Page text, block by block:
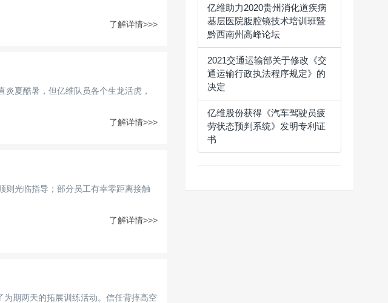
了解详情>>>
夏酷暑，但亿维队员各个生龙活虎，
了解详情>>>
则光临指导；部分员工有幸零距离接触
了解详情>>>
期两天的拓展训练活动。信任背摔高空
亿维助力2020贵州消化道疾病
基层医院腹腔镜技术培训班暨
黔西南州高峰论坛
2021交通运输部关于修改《交
通运输行政执法程序规定》的
决定
亿维股份获得《汽车驾驶员疲
劳状态预判系统》发明专利证
书